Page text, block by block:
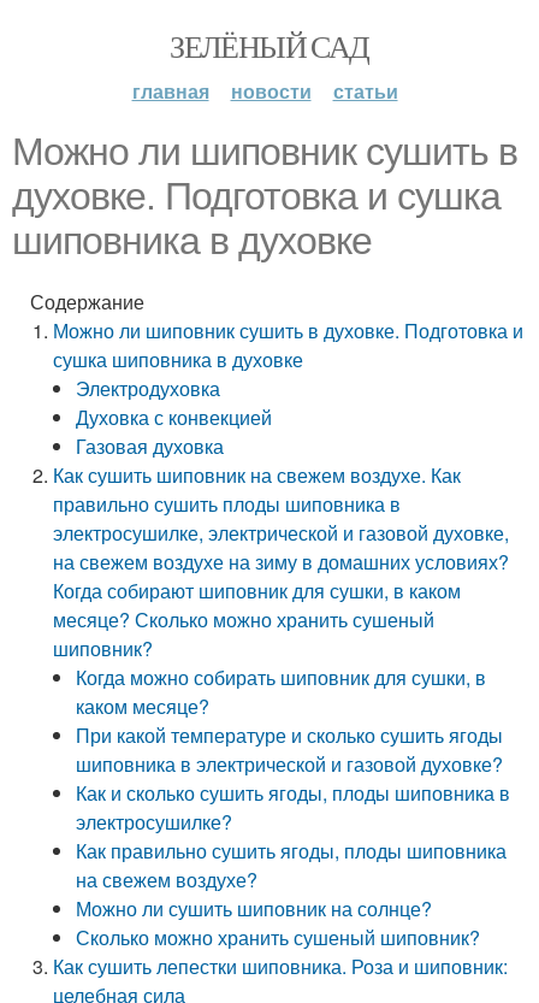
ЗЕЛЁНЫЙ САД
главная новости статьи
Можно ли шиповник сушить в
духовке. Подготовка и сушка
шиповника в духовке
Содержание
Можно ли шиповник сушить в духовке. Подготовка и
сушка шиповника в духовке
Электродуховка
Духовка с конвекцией
Газовая духовка
Как сушить шиповник на свежем воздухе. Как
правильно сушить плоды шиповника в
электросушилке, электрической и газовой духовке,
на свежем воздухе на зиму в домашних условиях?
Когда собирают шиповник для сушки, в каком
месяце? Сколько можно хранить сушеный
шиповник?
Когда можно собирать шиповник для сушки, в
каком месяце?
При какой температуре и сколько сушить ягоды
шиповника в электрической и газовой духовке?
Как и сколько сушить ягоды, плоды шиповника в
электросушилке?
Как правильно сушить ягоды, плоды шиповника
на свежем воздухе?
Можно ли сушить шиповник на солнце?
Сколько можно хранить сушеный шиповник?
Как сушить лепестки шиповника. Роза и шиповник:
целебная сила